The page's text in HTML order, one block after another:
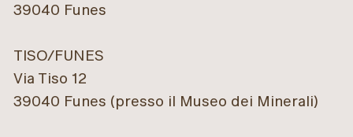
39040 Funes
TISO/FUNES
Via Tiso 12
39040 Funes (presso il Museo dei Minerali)